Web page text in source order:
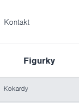
Kontakt
Figurky
Kokardy